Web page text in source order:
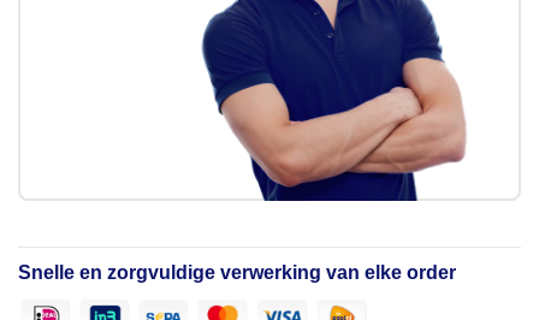
Snelle en zorgvuldige verwerking van elke order